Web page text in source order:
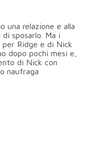
una relazione e alla
sposarlo. Ma i
Ridge e di Nick
dopo pochi mesi e,
di Nick con
naufraga